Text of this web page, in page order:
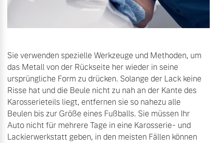
Sie verwenden spezielle Werkzeuge und Methoden, um
das Metall von der Rückseite her wieder in seine
ursprüngliche Form zu drücken. Solange der Lack keine
Risse hat und die Beule nicht zu nah an der Kante des
Karosserieteils liegt, entfernen sie so nahezu alle
Beulen bis zur Größe eines Fußballs. Sie müssen Ihr
Auto nicht für mehrere Tage in eine Karosserie- und
Lackierwerkstatt geben, in den meisten Fällen können